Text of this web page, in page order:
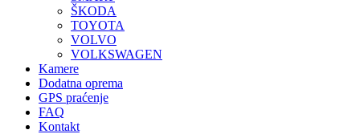
ŠKODA
TOYOTA
VOLVO
VOLKSWAGEN
Kamere
Dodatna oprema
GPS praćenje
FAQ
Kontakt